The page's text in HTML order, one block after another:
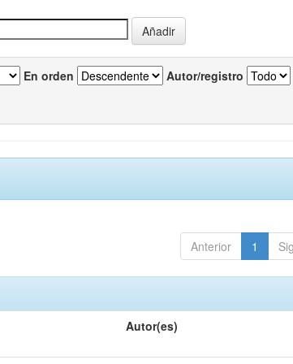
En orden Autor/registro
Anterior 1
Autor(es)